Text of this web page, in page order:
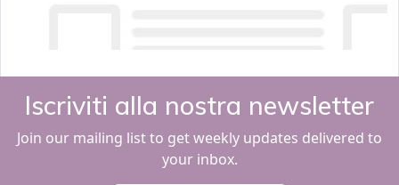
Iscriviti alla nostra newsletter
Join our mailing list to get weekly updates delivered to
your inbox.